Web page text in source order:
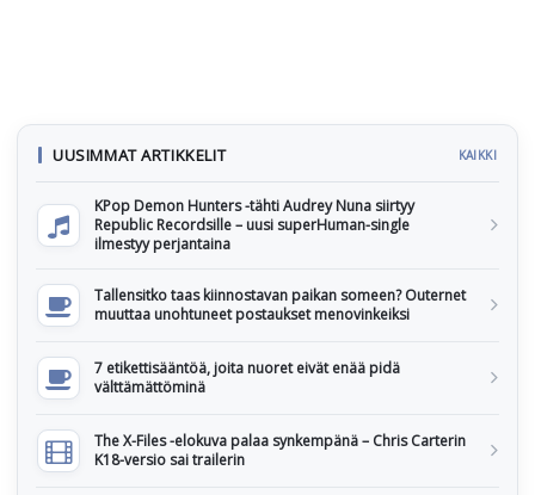
UUSIMMAT ARTIKKELIT KAIKKI
KPop Demon Hunters -tähti Audrey Nuna siirtyy
Republic Recordsille – uusi superHuman-single
ilmestyy perjantaina
Tallensitko taas kiinnostavan paikan someen? Outernet
muuttaa unohtuneet postaukset menovinkeiksi
7 etikettisääntöä, joita nuoret eivät enää pidä
välttämättöminä
The X-Files -elokuva palaa synkempänä – Chris Carterin
K18-versio sai trailerin